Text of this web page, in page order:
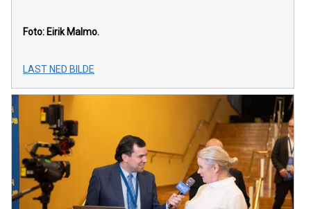
Foto: Eirik Malmo.
LAST NED BILDE